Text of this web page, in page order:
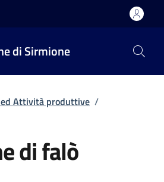
di Sirmione
ed Attività produttive /
di falò